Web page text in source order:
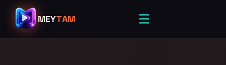
MEYTAM ☰